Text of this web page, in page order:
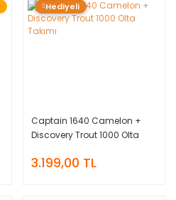
Hediyeli
Captain 1640 Camelon +
Discovery Trout 1000 Olta
3.199,00 TL